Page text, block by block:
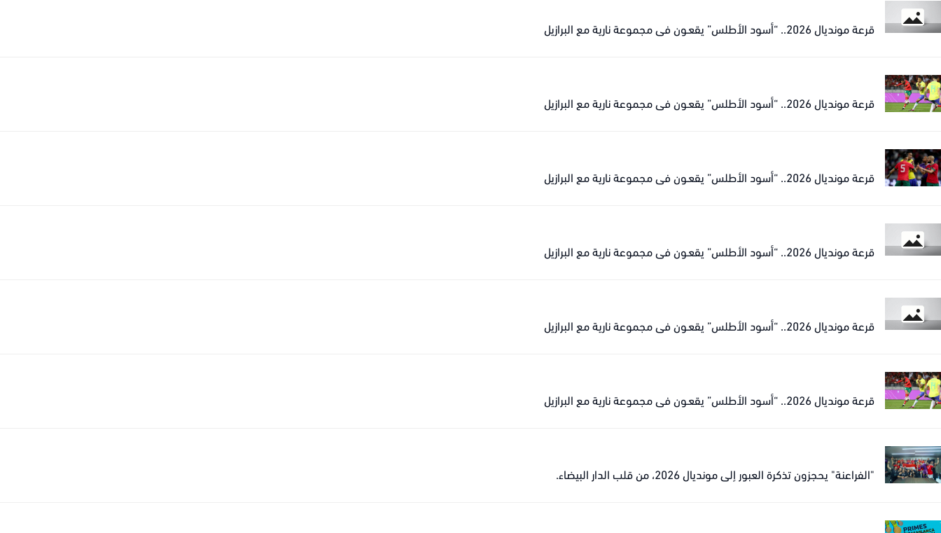
قرعة مونديال 2026.. “أسود الأطلس” يقعـون في مجموعة نارية مع البرازيل
قرعة مونديال 2026.. “أسود الأطلس” يقعـون في مجموعة نارية مع البرازيل
قرعة مونديال 2026.. “أسود الأطلس” يقعـون في مجموعة نارية مع البرازيل
قرعة مونديال 2026.. “أسود الأطلس” يقعـون في مجموعة نارية مع البرازيل
قرعة مونديال 2026.. “أسود الأطلس” يقعـون في مجموعة نارية مع البرازيل
قرعة مونديال 2026.. “أسود الأطلس” يقعـون في مجموعة نارية مع البرازيل
"الفراعنة" يحجزون تذكرة العبور إلى مونديال 2026، من قلب الدار البيضاء.